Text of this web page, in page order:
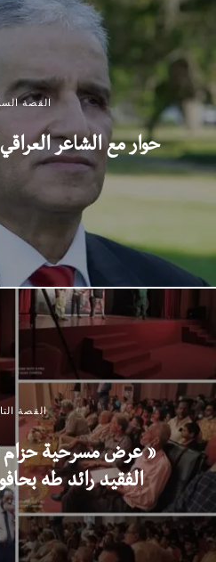
القصة
حوار مع الشاعر
القصة
” عرض مسرحية
الفقيد رائد طه